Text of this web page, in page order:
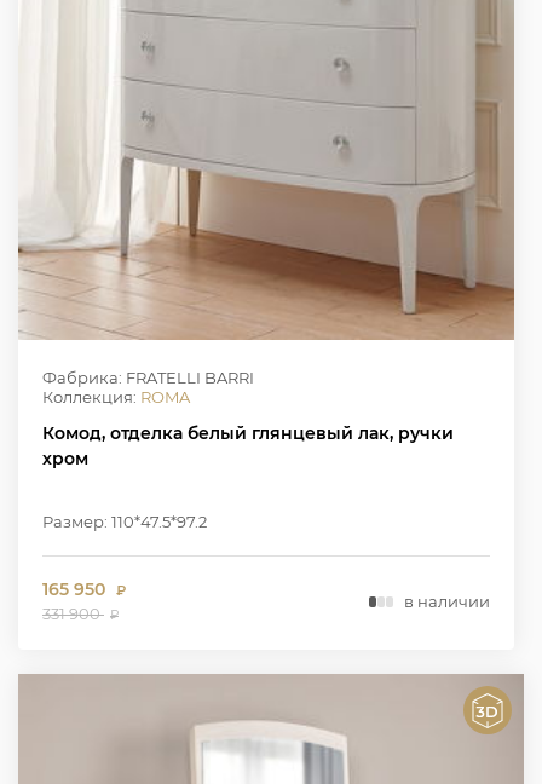
Фабрика: FRATELLI BARRI
Коллекция: ROMA
Комод, отделка белый глянцевый лак, ручки
хром
Размер: 110*47.5*97.2
165 950 ₽
331 900 ₽
в наличии